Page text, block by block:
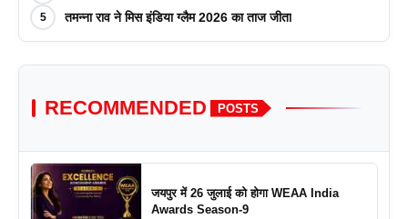
5 तमन्ना राव ने मिस इंडिया ग्लैम 2026 का ताज जीता
RECOMMENDED POSTS
जयपुर में 26 जुलाई को होगा WEAA India
Awards Season-9